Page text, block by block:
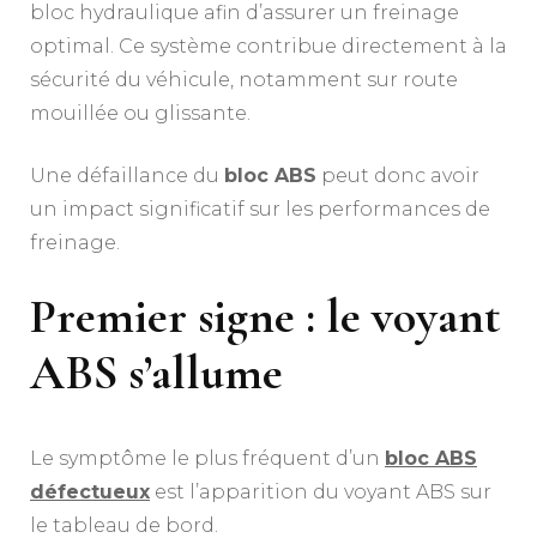
bloc hydraulique afin d’assurer un freinage
optimal. Ce système contribue directement à la
sécurité du véhicule, notamment sur route
mouillée ou glissante.
Une défaillance du bloc ABS peut donc avoir
un impact significatif sur les performances de
freinage.
Premier signe : le voyant
ABS s’allume
Le symptôme le plus fréquent d’un bloc ABS
défectueux est l’apparition du voyant ABS sur
le tableau de bord.